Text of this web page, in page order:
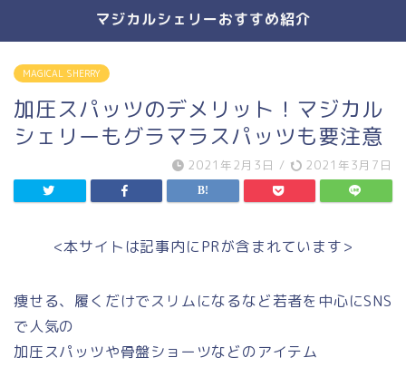
マジカルシェリーおすすめ紹介
MAGICAL SHERRY
加圧スパッツのデメリット！マジカル
シェリーもグラマラスパッツも要注意
2021年2月3日 / 2021年3月7日
<本サイトは記事内にPRが含まれています>
痩せる、履くだけでスリムになるなど若者を中心にSNS
で人気の
加圧スパッツや骨盤ショーツなどのアイテム